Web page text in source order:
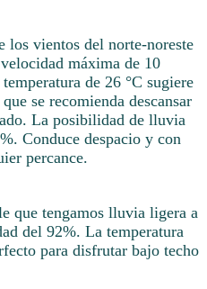
vientos del norte-noreste
máxima de 10
de 26 °C sugiere
se recomienda descansar
La posibilidad de lluvia
Conduce despacio y con
percance.
que tengamos lluvia ligera a
del 92%. La temperatura
para disfrutar bajo techo